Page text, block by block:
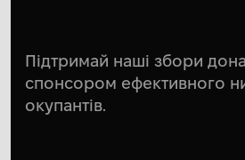
Підтримай наші збори
спонсором ефективного
окупантів.